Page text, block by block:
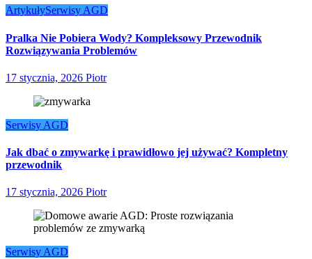
ArtykułySerwisy AGD
Pralka Nie Pobiera Wody? Kompleksowy Przewodnik
Rozwiązywania Problemów
17 stycznia, 2026 Piotr
Serwisy AGD
Jak dbać o zmywarkę i prawidłowo jej używać? Kompletny
przewodnik
17 stycznia, 2026 Piotr
Serwisy AGD